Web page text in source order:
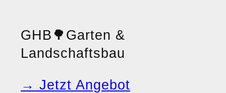
GHB 🌳 Garten &
Landschaftsbau
→ Jetzt Angebot